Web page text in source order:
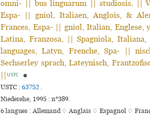
omni- || bus linguarum || studiosis. ||
Espa- || gniol, Italiaen, Anglois, &
Frances, Espa- || gniol, Italian, Englese,
Latina, Franzosa, || Spagniola,
languages, Latyn, Frenche, Spa- ||
Sechserley sprach, Lateynisch,
|| USTC ●
USTC : 63752 .
Niederehe, 1995 : n°389.
6 langues :Allemand ♢Anglais ♢ Espagnol ♢